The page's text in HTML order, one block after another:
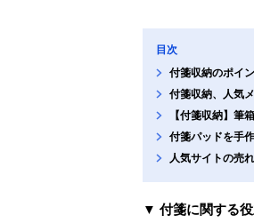
目次
付箋収納のポイ
付箋収納、人気
【付箋収納】筆
付箋パッドを手
人気サイトの売
▼ 付箋に関する